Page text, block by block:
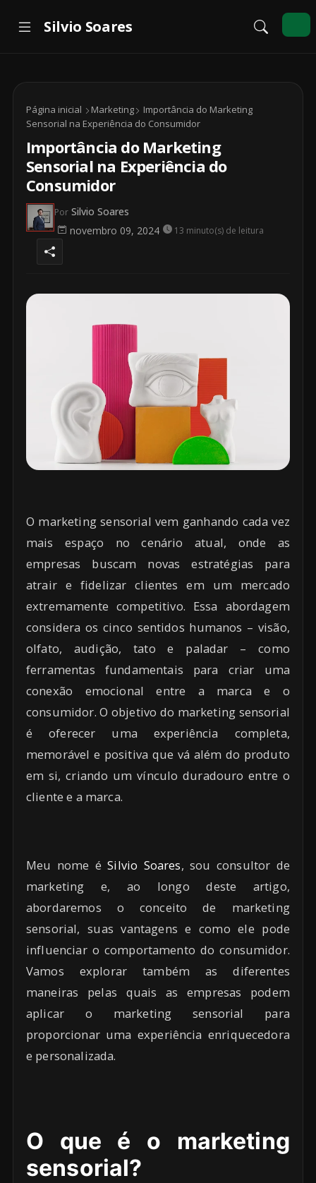
Página inicial Marketing
Importância do Marketing
Sensorial na Experiência do Consumidor
Importância do Marketing
Sensorial na Experiência do
Consumidor
Por Silvio Soares
novembro 09, 2024
13 minuto(s) de leitura
O marketing sensorial vem ganhando cada vez
mais espaço no cenário atual, onde as
empresas buscam novas estratégias para
atrair e fidelizar clientes em um mercado
extremamente competitivo. Essa abordagem
considera os cinco sentidos humanos – visão,
olfato, audição, tato e paladar – como
ferramentas fundamentais para criar uma
conexão emocional entre a marca e o
consumidor. O objetivo do marketing sensorial
é oferecer uma experiência completa,
memorável e positiva que vá além do produto
em si, criando um vínculo duradouro entre o
cliente e a marca.
Meu nome éSilvio Soares, sou consultor de
marketing e, ao longo deste artigo,
abordaremos o conceito de marketing
sensorial, suas vantagens e como ele pode
influenciar o comportamento do consumidor.
Vamos explorar também as diferentes
maneiras pelas quais as empresas podem
aplicar o marketing sensorial para
proporcionar uma experiência enriquecedora
e personalizada.
O que é o marketing
sensorial?